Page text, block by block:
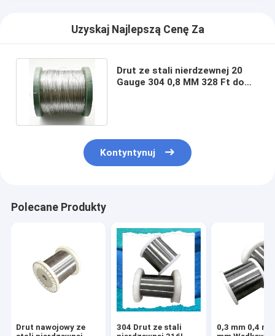
Uzyskaj Najlepszą Cenę Za
Drut ze stali nierdzewnej 20
Gauge 304 0,8 MM 328 Ft do
Kontyntynuj
Polecane Produkty
Drut nawojowy ze
304 Drut ze stali
0,3 mm 0,4